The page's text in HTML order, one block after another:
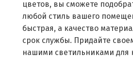
цветов, вы сможете
любой стиль вашего
быстрая, а качество
срок службы. Придайте
нашими светильниками для